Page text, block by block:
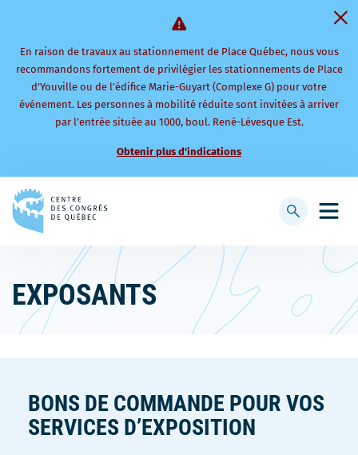
En raison de travaux au stationnement de Place Québec, nous vous
recommandons fortement de privilégier les stationnements de Place
d’Youville ou de l’édifice Marie-Guyart (Complexe G) pour votre
événement. Les personnes à mobilité réduite sont invitées à arriver
par l’entrée située au 1000, boul. René-Lévesque Est.
Obtenir plus d'indications
à
page
d'accueil
Afficher
EXPOSANTS
BONS DE COMMANDE POUR VOS
SERVICES D’EXPOSITION